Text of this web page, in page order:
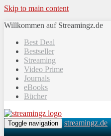
Skip to main content
Willkommen auf Streamingz.de
Best Deal
Bestseller
Streaming
Video Prime
Journals
eBooks
Bücher
Toggle navigation streamingz.de